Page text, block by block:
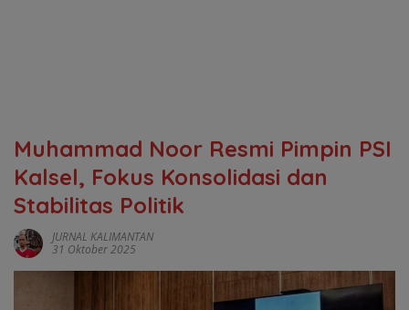
‎Muhammad Noor Resmi Pimpin PSI
Kalsel, Fokus Konsolidasi dan
Stabilitas Politik
JURNAL KALIMANTAN
31 Oktober 2025